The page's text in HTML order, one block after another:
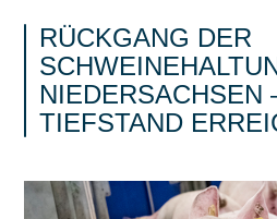
RÜCKGANG DER
NIEDERSACHSEN
TIEFSTAND